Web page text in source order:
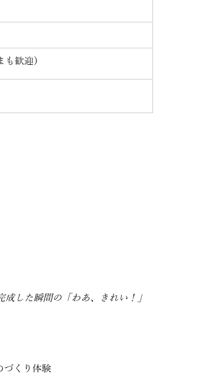
歓迎）
した瞬間の「わあ、きれい！」
づくり体験